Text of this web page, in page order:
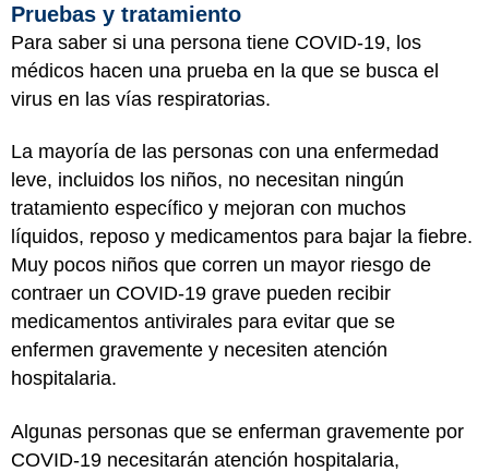
Pruebas y tratamiento
Para saber si una persona tiene COVID-19, los
médicos hacen una prueba en la que se busca el
virus en las vías respiratorias.
La mayoría de las personas con una enfermedad
leve, incluidos los niños, no necesitan ningún
tratamiento específico y mejoran con muchos
líquidos, reposo y medicamentos para bajar la fiebre.
Muy pocos niños que corren un mayor riesgo de
contraer un COVID-19 grave pueden recibir
medicamentos antivirales para evitar que se
enfermen gravemente y necesiten atención
hospitalaria.
Algunas personas que se enferman gravemente por
COVID-19 necesitarán atención hospitalaria,